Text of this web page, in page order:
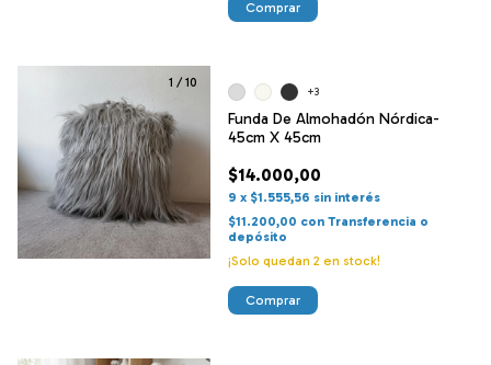
Comprar
1 /10
Funda De Almohadón Nórdica-
45cm X 45cm
$14.000,00
9 x $1.555,56 sin interés
$11.200,00 con Transferencia o
depósito
¡Solo quedan 2 en stock!
+3
Comprar